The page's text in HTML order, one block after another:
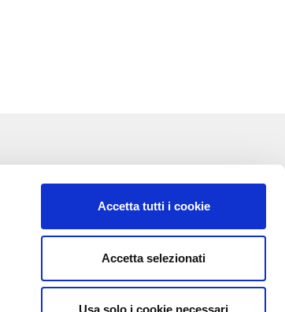
Accetta tutti i cookie
Accetta selezionati
Usa solo i cookie necessari